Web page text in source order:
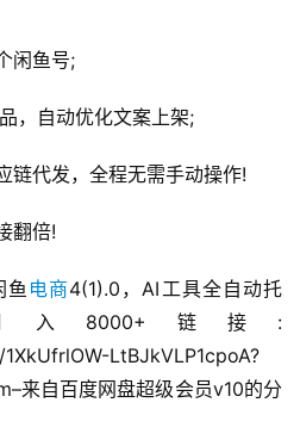
闲鱼号;
，自动优化文案上架;
链代发，全程无需手动操作!
翻倍!
鱼 电商4(1).0，AI工具全自动托
入8000+链接:
LtBJkVLP1cpoA?
来自百度网盘超级会员v10的分